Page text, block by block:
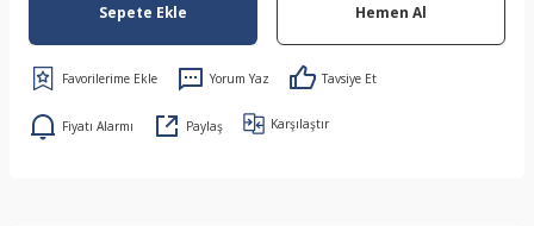
Sepete Ekle Hemen Al
Yorum Yaz Tavsiye Et
Fiyatı Alarmı Paylaş Karşılaştır